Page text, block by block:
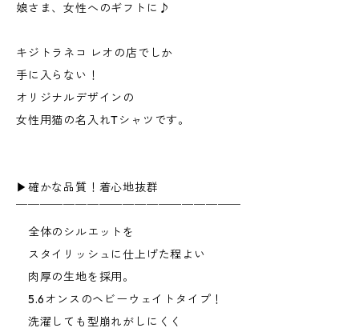
娘さま、女性へのギフトに♪
キジトラネコ レオの店でしか
手に入らない！
オリジナルデザインの
女性用猫の名入れTシャツです。
▶︎確かな品質！着心地抜群
￣￣￣￣￣￣￣￣￣￣￣￣￣￣￣￣￣￣￣
全体のシルエットを
スタイリッシュに仕上げた程よい
肉厚の生地を採用。
5.6オンスのヘビーウェイトタイプ！
洗濯しても型崩れがしにくく